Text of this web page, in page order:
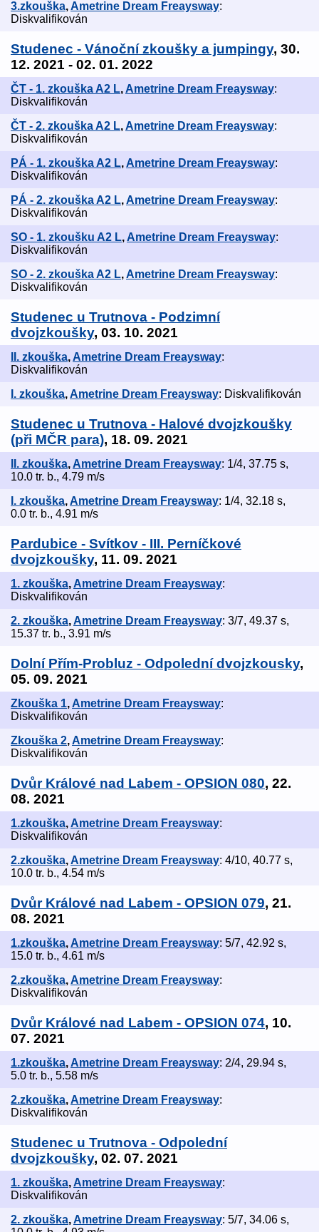
3.zkouška,Ametrine Dream Freaysway:
Diskvalifikován
Studenec - Vánoční zkoušky a jumpingy, 30.
12. 2021 - 02. 01. 2022
ČT - 1. zkouška A2 L, Ametrine Dream Freaysway:
Diskvalifikován
ČT - 2. zkouška A2 L,Ametrine Dream Freaysway:
Diskvalifikován
PÁ - 1. zkouška A2 L, Ametrine Dream Freaysway:
Diskvalifikován
PÁ - 2. zkouška A2 L,Ametrine Dream Freaysway:
Diskvalifikován
SO - 1. zkoušku A2 L, Ametrine Dream Freaysway:
Diskvalifikován
SO - 2. zkouška A2 L,Ametrine Dream Freaysway:
Diskvalifikován
Studenec u Trutnova - Podzimní
dvojzkoušky, 03. 10. 2021
II. zkouška, Ametrine Dream Freaysway:
Diskvalifikován
I. zkouška,Ametrine Dream Freaysway: Diskvalifikován
Studenec u Trutnova - Halové dvojzkoušky
(při MČR para), 18. 09. 2021
II. zkouška, Ametrine Dream Freaysway: 1/4, 37.75 s,
10.0 tr. b., 4.79 m/s
I. zkouška,Ametrine Dream Freaysway: 1/4, 32.18 s,
0.0 tr. b., 4.91 m/s
Pardubice - Svítkov - III. Perníčkové
dvojzkoušky, 11. 09. 2021
1. zkouška, Ametrine Dream Freaysway:
Diskvalifikován
2. zkouška,Ametrine Dream Freaysway: 3/7, 49.37 s,
15.37 tr. b., 3.91 m/s
Dolní Přím-Probluz - Odpolední dvojzkousky,
05. 09. 2021
Zkouška 1, Ametrine Dream Freaysway:
Diskvalifikován
Zkouška 2,Ametrine Dream Freaysway:
Diskvalifikován
Dvůr Králové nad Labem - OPSION 080, 22.
08. 2021
1.zkouška, Ametrine Dream Freaysway:
Diskvalifikován
2.zkouška,Ametrine Dream Freaysway: 4/10, 40.77 s,
10.0 tr. b., 4.54 m/s
Dvůr Králové nad Labem - OPSION 079, 21.
08. 2021
1.zkouška, Ametrine Dream Freaysway: 5/7, 42.92 s,
15.0 tr. b., 4.61 m/s
2.zkouška,Ametrine Dream Freaysway:
Diskvalifikován
Dvůr Králové nad Labem - OPSION 074, 10.
07. 2021
1.zkouška, Ametrine Dream Freaysway: 2/4, 29.94 s,
5.0 tr. b., 5.58 m/s
2.zkouška,Ametrine Dream Freaysway:
Diskvalifikován
Studenec u Trutnova - Odpolední
dvojzkoušky, 02. 07. 2021
1. zkouška, Ametrine Dream Freaysway:
Diskvalifikován
2. zkouška,Ametrine Dream Freaysway: 5/7, 34.06 s,